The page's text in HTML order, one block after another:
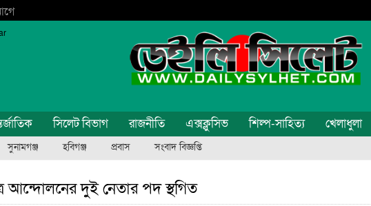
সিলেট বিভাগ রাজনীতি এক্সক্লুসিভ শিল্প-সাহিত্য খেলাধুলা
সুনামগঞ্জ হবিগঞ্জ প্রবাস সংবাদ বিজ্ঞপ্তি
আন্দোলনের দুই নেতার পদ স্থগিত